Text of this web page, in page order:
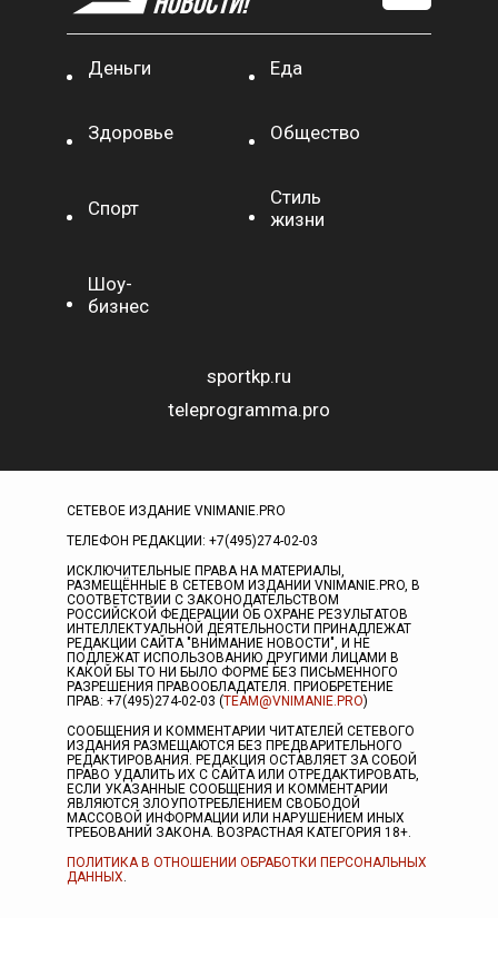
Деньги Еда
Здоровье Общество
Спорт
Стиль
жизни
Шоу-
бизнес
sportkp.ru
teleprogramma.pro
СЕТЕВОЕ ИЗДАНИЕ VNIMANIE.PRO
ТЕЛЕФОН РЕДАКЦИИ: +7(495)274-02-03
ИСКЛЮЧИТЕЛЬНЫЕ ПРАВА НА МАТЕРИАЛЫ,
РАЗМЕЩЁННЫЕ В СЕТЕВОМ ИЗДАНИИ VNIMANIE.PRO, В
СООТВЕТСТВИИ С ЗАКОНОДАТЕЛЬСТВОМ
РОССИЙСКОЙ ФЕДЕРАЦИИ ОБ ОХРАНЕ РЕЗУЛЬТАТОВ
ИНТЕЛЛЕКТУАЛЬНОЙ ДЕЯТЕЛЬНОСТИ ПРИНАДЛЕЖАТ
РЕДАКЦИИ САЙТА "ВНИМАНИЕ НОВОСТИ", И НЕ
ПОДЛЕЖАТ ИСПОЛЬЗОВАНИЮ ДРУГИМИ ЛИЦАМИ В
КАКОЙ БЫ ТО НИ БЫЛО ФОРМЕ БЕЗ ПИСЬМЕННОГО
РАЗРЕШЕНИЯ ПРАВООБЛАДАТЕЛЯ. ПРИОБРЕТЕНИЕ
ПРАВ: +7(495)274-02-03 (TEAM@VNIMANIE.PRO)
СООБЩЕНИЯ И КОММЕНТАРИИ ЧИТАТЕЛЕЙ СЕТЕВОГО
ИЗДАНИЯ РАЗМЕЩАЮТСЯ БЕЗ ПРЕДВАРИТЕЛЬНОГО
РЕДАКТИРОВАНИЯ. РЕДАКЦИЯ ОСТАВЛЯЕТ ЗА СОБОЙ
ПРАВО УДАЛИТЬ ИХ С САЙТА ИЛИ ОТРЕДАКТИРОВАТЬ,
ЕСЛИ УКАЗАННЫЕ СООБЩЕНИЯ И КОММЕНТАРИИ
ЯВЛЯЮТСЯ ЗЛОУПОТРЕБЛЕНИЕМ СВОБОДОЙ
МАССОВОЙ ИНФОРМАЦИИ ИЛИ НАРУШЕНИЕМ ИНЫХ
ТРЕБОВАНИЙ ЗАКОНА. ВОЗРАСТНАЯ КАТЕГОРИЯ 18+.
ПОЛИТИКА В ОТНОШЕНИИ ОБРАБОТКИ ПЕРСОНАЛЬНЫХ
ДАННЫХ.